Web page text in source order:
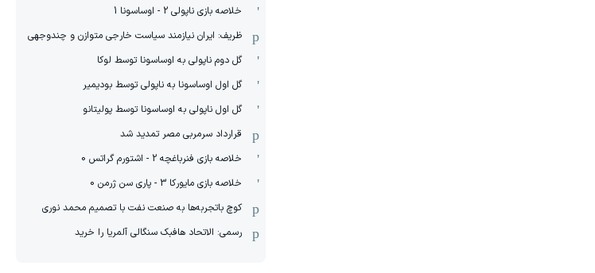
خلاصه بازی ناپولی 2 - اوساسونا 1
ظریف: ایران نیازمند سیاست خارجی متوازن و چندوجهی
گل دوم ناپولی به اوساسونا توسط لوکا
گل اول اوساسونا به ناپولی توسط بودیمیر
گل اول ناپولی به اوساسونا توسط پولیتانو
قرارداد سرمربی مصر تمدید شد
خلاصه بازی فنرباغچه 2 - اشتورم گراتس 0
خلاصه بازی مایورکا 3 - پاری سن ژرمن 0
کوچ باتجربه‌ها به صنعت نفت با تصمیم محمد نوری
رسمی: الاتحاد هافبک سنگالی آلمریا را خرید